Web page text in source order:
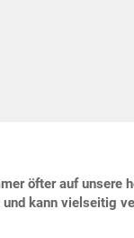
öfter auf unsere
kann vielseitig